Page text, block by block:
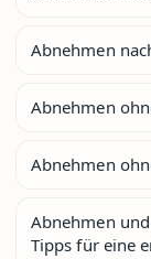
Abnehmen
Abnehmen
Abnehmen
Abnehmen
Tipps für eine